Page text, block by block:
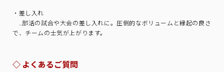
・差し入れ
…部活の試合や大会の差し入れに。圧倒的なボリュームと縁起の良さ
で、チームの士気が上がります。
◇ よくあるご質問